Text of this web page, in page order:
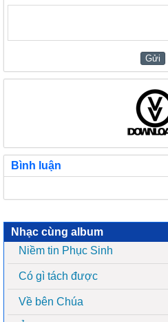
Bình luận
Nhạc cùng album
Niềm tin Phục Sinh
Có gì tách được
Về bên Chúa